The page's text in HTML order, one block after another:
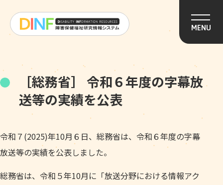
MENU
［総務省］ 令和６年度の字幕放
送等の実績を公表
令和７(2025)年10月６日、総務省は、令和６年度の字幕
放送等の実績を公表しました。
総務省は、令和５年10月に「放送分野における情報アク